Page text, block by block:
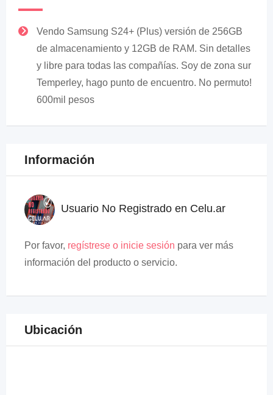
Vendo Samsung S24+ (Plus) versión de 256GB
de almacenamiento y 12GB de RAM. Sin detalles
y libre para todas las compañías. Soy de zona sur
Temperley, hago punto de encuentro. No permuto!
600mil pesos
Información
Usuario No Registrado en Celu.ar
Por favor, regístrese o inicie sesión para ver más
información del producto o servicio.
Ubicación